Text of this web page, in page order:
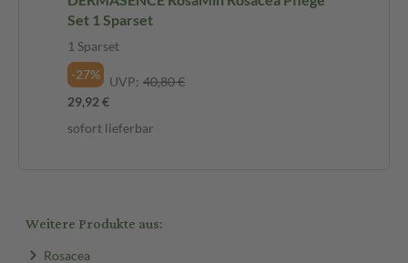
Set 1 Sparset
1 Sparset
-27%
UVP: 40,80 €
29,92 €
sofort lieferbar
Weitere Produkte aus:
Rosacea